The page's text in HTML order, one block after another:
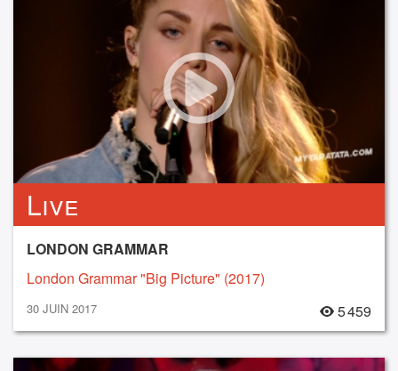
Live
LONDON GRAMMAR
London Grammar "Big Picture" (2017)
30 JUIN 2017 5 459